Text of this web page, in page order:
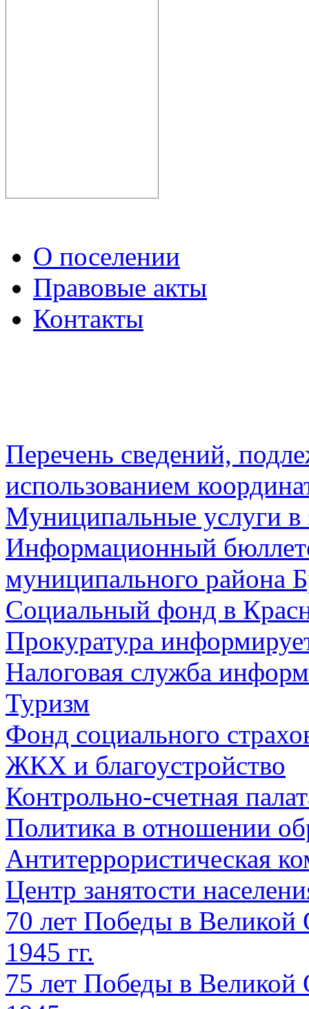
О поселении
Правовые акты
Контакты
Перечень сведений,
использованием
Муниципальные услуги в
Информационный
муниципального района
Социальный фонд в
Прокуратура
Налоговая служба
Туризм
Фонд социального
ЖКХ и благоустройство
Контрольно-счетная
Политика в отношении
Антитеррористическая
Центр занятости
70 лет Победы в Великой
1945 гг.
75 лет Победы в Великой